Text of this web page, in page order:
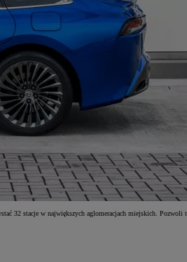
stacje w największych aglomeracjach miejskich. Pozwoli